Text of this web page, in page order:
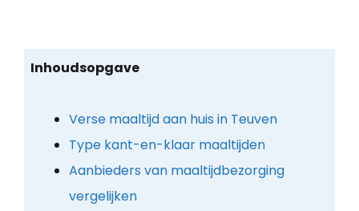
Inhoudsopgave
Verse maaltijd aan huis in Teuven
Type kant-en-klaar maaltijden
Aanbieders van maaltijdbezorging
vergelijken